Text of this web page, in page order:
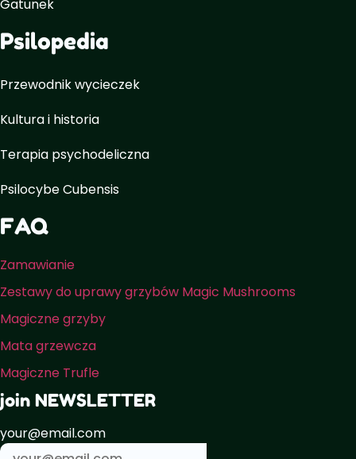
Gatunek
Psilopedia
Przewodnik wycieczek
Kultura i historia
Terapia psychodeliczna
Psilocybe Cubensis
FAQ
Zamawianie
Zestawy do uprawy grzybów Magic Mushrooms
Magiczne grzyby
Mata grzewcza
Magiczne Trufle
join NEWSLETTER
your@email.com